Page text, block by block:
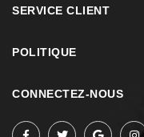
SERVICE CLIENT
POLITIQUE
CONNECTEZ-NOUS